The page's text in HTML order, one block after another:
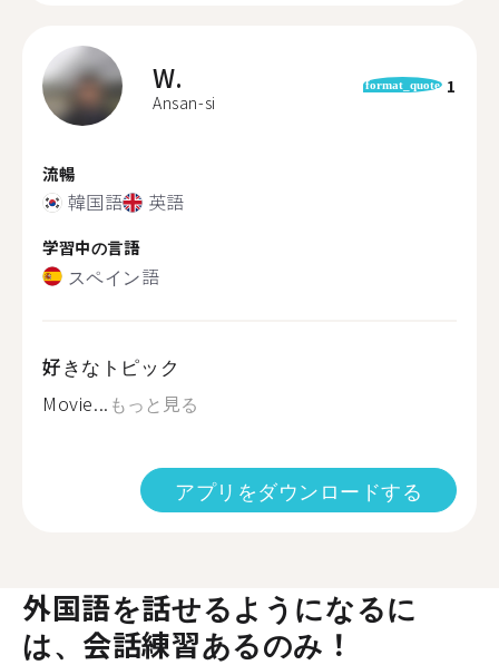
W.
Ansan-si
format_quote 1
流暢
韓国語 英語
学習中の言語
スペイン語
好きなトピック
Movie... もっと見る
アプリをダウンロードする
外国語を話せるようになるに
は、会話練習あるのみ！